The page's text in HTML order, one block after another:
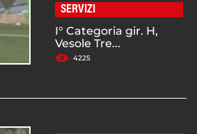
SERVIZI
I° Categoria gir. H,
Vesole Tre...
4225